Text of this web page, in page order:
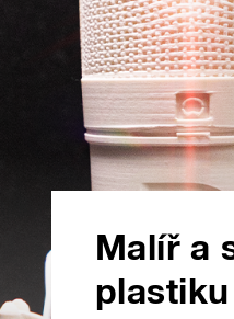
Malíř a